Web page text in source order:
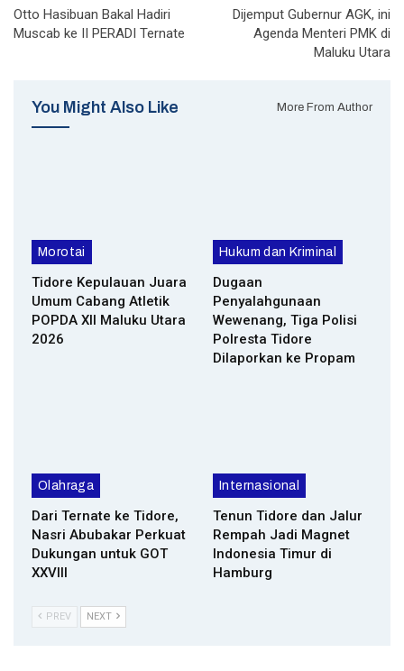
Otto Hasibuan Bakal Hadiri
Muscab ke II PERADI Ternate
Dijemput Gubernur AGK, ini
Agenda Menteri PMK di
Maluku Utara
You Might Also Like More From Author
Morotai
Tidore Kepulauan Juara
Umum Cabang Atletik
POPDA XII Maluku Utara
2026
Hukum dan Kriminal
Dugaan
Penyalahgunaan
Wewenang, Tiga Polisi
Polresta Tidore
Dilaporkan ke Propam
Olahraga
Dari Ternate ke Tidore,
Nasri Abubakar Perkuat
Dukungan untuk GOT
XXVIII
Internasional
Tenun Tidore dan Jalur
Rempah Jadi Magnet
Indonesia Timur di
Hamburg
PREV NEXT